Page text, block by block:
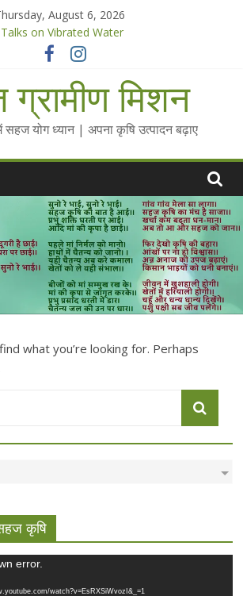
August 6, 2026
on Vibrated Water
प्रसार किट
@ 2025 for Sahaj Krishi Promotions
Ki Or Abhiyaan - 2025-26मिशन
में सहज योग ध्यान | अपना कृषि उत्पादन बढ़ाए
what you’re looking for. Perhaps
कृषि
error.
watch?v=EsRXSiWvozI&_=1